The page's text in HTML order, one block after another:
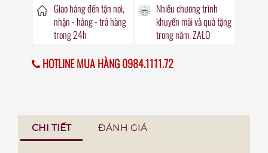
Giao hàng đếntận nơi,
nhận - hàng - trả hàng
trong24h
Nhiều chương trình
khuyến mãivà quà tặng
trong năm. ZALO
HOTLINE MUA HÀNG 0984.1111.72
CHI TIẾT ĐÁNH GIÁ